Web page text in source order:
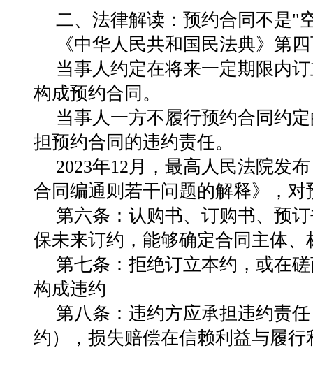
二、法律解读：预约合同不是"
《中华人民共和国民法典》第
当事人约定在将来一定期限内
构成预约合同 。
当事人一方不履行预约合同约
担预约合同的违约责任。
2023年12月，最高人民法院发布
合同编通则若干问题的解释》
，
第六条： 认购书、订购书、预
保未来订约，能够确定合同主体
第七条： 拒绝订立本约，或在
构成违约
第八条： 违约方应承担违约责
约），损失赔偿在信赖利益与履行